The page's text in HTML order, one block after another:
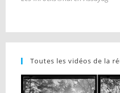
Toutes les vidéos de la